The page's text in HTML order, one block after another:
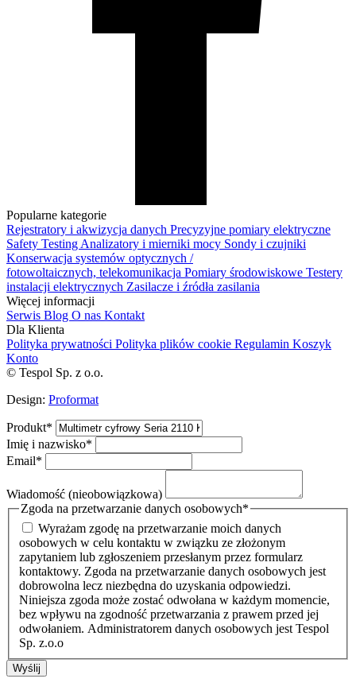
Popularne kategorie
Rejestratory i akwizycja danych Precyzyjne pomiary elektryczne
Safety Testing Analizatory i mierniki mocy Sondy i czujniki
Konserwacja systemów optycznych /
fotowoltaicznych, telekomunikacja Pomiary środowiskowe Testery
instalacji elektrycznych Zasilacze i źródła zasilania
Więcej informacji
Serwis Blog O nas Kontakt
Dla Klienta
Polityka prywatności Polityka plików cookie Regulamin Koszyk
Konto
© Tespol Sp. z o.o.
Design: Proformat
Produkt*
Imię i nazwisko*
Email*
Wiadomość (nieobowiązkowa)
Zgoda na przetwarzanie danych osobowych*
Wyrażam zgodę na przetwarzanie moich danych
osobowych w celu kontaktu w związku ze złożonym
zapytaniem lub zgłoszeniem przesłanym przez formularz
kontaktowy. Zgoda na przetwarzanie danych osobowych jest
dobrowolna lecz niezbędna do uzyskania odpowiedzi.
Niniejsza zgoda może zostać odwołana w każdym momencie,
bez wpływu na zgodność przetwarzania z prawem przed jej
odwołaniem. Administratorem danych osobowych jest Tespol
Sp. z.o.o
Wyślij